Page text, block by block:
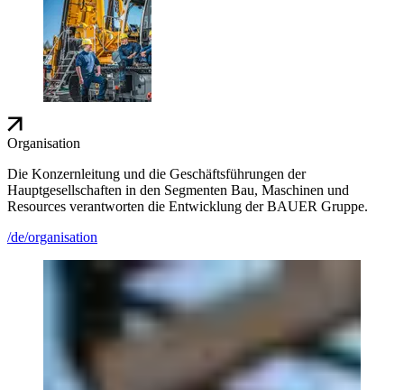
Organisation
Die Konzernleitung und die Geschäftsführungen der
Hauptgesellschaften in den Segmenten Bau, Maschinen und
Resources verantworten die Entwicklung der BAUER Gruppe.
/de/organisation